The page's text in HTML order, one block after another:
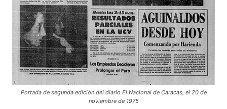
Portada de segunda edición del diario El Nacional de Caracas, el 20 de
noviembre de 1975